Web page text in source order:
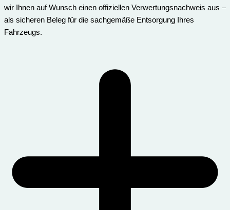
wir Ihnen auf Wunsch einen offiziellen Verwertungsnachweis aus –
als sicheren Beleg für die sachgemäße Entsorgung Ihres
Fahrzeugs.